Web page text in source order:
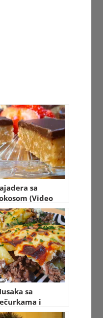
sa
(Video
sa
i
VIDEO